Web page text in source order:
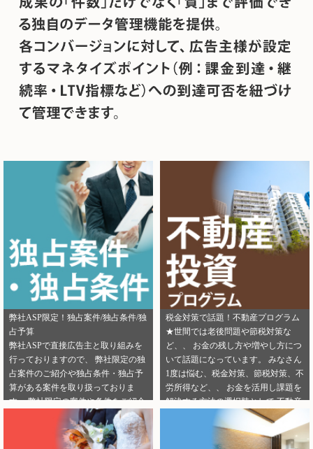
弊社ASP限定！独占案件/独占条件/独
占予算
弊社ASPで直接広告主と取り組みを
行っておりますので、 弊社限定の独
占案件のご紹介や独占条件・独占予
算がある案件を取り扱っておりま
す。 弊社限定の案件や条件をご紹介
できるカテゴリーは下記となりま
す。 ・健康食品 ・美容 ・転職エー
ジェント（IT/エンジニア求人） ・転
税金対策で話題！不動産プログラム
★世間では老後問題や節税対策な
ど、、 お金の残し方や増やし方につ
いて話題になっています。 みなさん
1度は悩む、税金対策、節税対策、不
労所得など、、 お金を活用し課題を
解決する方法の選択肢として 不動産
投資を選択する人が増えてきていま
す。 サラリーマンからでも始められ
る不動産投資は税金対策として注目